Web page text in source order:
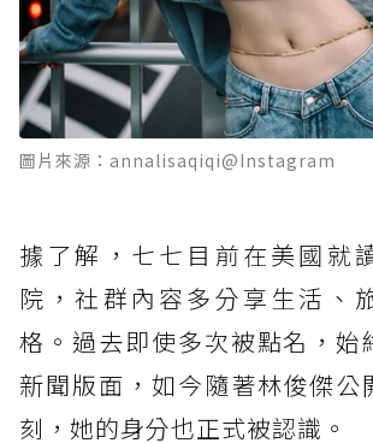
圖片來源：annalisaqiqi@Instagram
據了解，七七目前在美國就
院，社群內容多分享生活、
格。過去即使多次被點名，始
新聞版面，如今隨著林俊傑公
刻，她的身分也正式被認識。